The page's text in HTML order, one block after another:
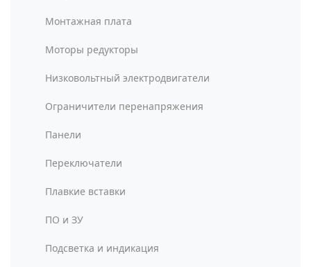
Монтажная плата
Моторы редукторы
Низковольтный электродвигатели
Ограничители перенапряжения
Панели
Переключатели
Плавкие вставки
ПО и ЗУ
Подсветка и индикация